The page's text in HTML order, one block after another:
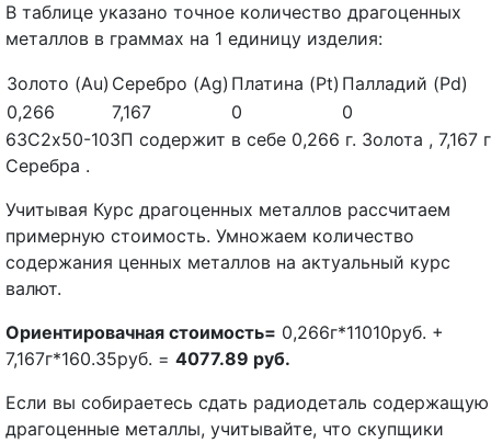
В таблице указано точное количество драгоценных
металлов в граммах на 1 единицу изделия:
Золото (Au) Серебро (Ag) Платина (Pt) Палладий (Pd)
0,266
7,167 0
0
63С2х50-103П содержит в себе 0,266 г. Золота , 7,167
Серебра .
Учитывая Курс драгоценных металлов рассчитаем
примерную стоимость. Умножаем количество
содержания ценных металлов на актуальный курс
валют.
Ориентировачная стоимость= 0,266г*11010руб. +
7,167г*160.35руб. = 4077.89 руб.
Если вы собираетесь сдать радиодеталь содержащую
драгоценные металлы, учитывайте, что скупщики